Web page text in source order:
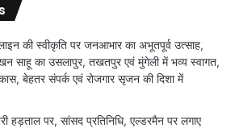
की स्वीकृति पर जनआभार का अभूतपूर्व उत्साह,
साहू का उसलापुर, तखतपुर एवं मुंगेली में भव्य स्वागत,
बेहतर संपर्क एवं रोजगार सृजन की दिशा में
हड़ताल पर, सांसद प्रतिनिधि, एल्डरमैन पर लगाए